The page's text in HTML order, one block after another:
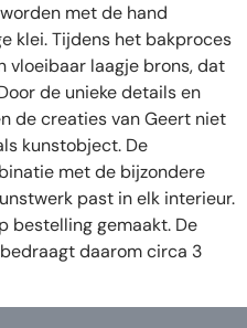
met de hand
klei. Tijdens het bakproces
vloeibaar laagje brons, dat
de unieke details en
de creaties van Geert niet
kunstobject. De
met de bijzondere
past in elk interieur.
bestelling gemaakt. De
daarom circa 3